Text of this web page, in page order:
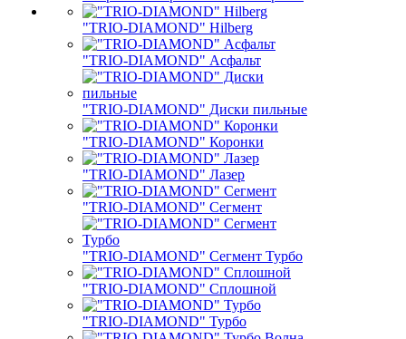
"TRIO-DIAMOND" Hilberg
"TRIO-DIAMOND" Асфальт
"TRIO-DIAMOND" Диски пильные
"TRIO-DIAMOND" Коронки
"TRIO-DIAMOND" Лазер
"TRIO-DIAMOND" Сегмент
"TRIO-DIAMOND" Сегмент Турбо
"TRIO-DIAMOND" Сплошной
"TRIO-DIAMOND" Турбо